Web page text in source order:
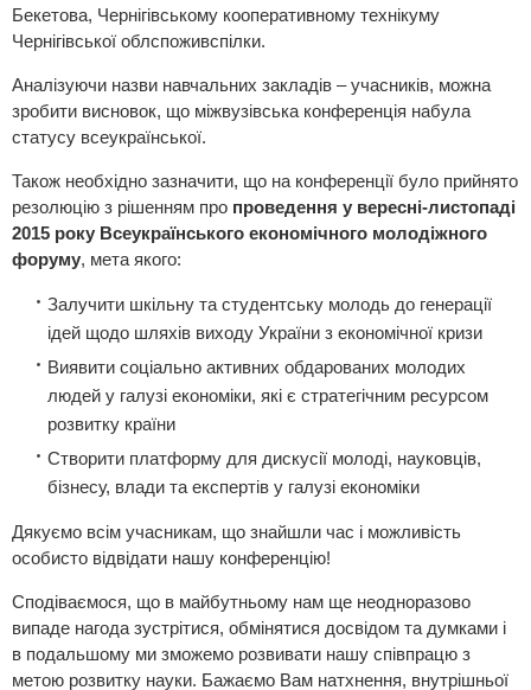
Бекетова, Чернігівському кооперативному технікуму
Чернігівської облспоживспілки.
Аналізуючи назви навчальних закладів – учасників, можна
зробити висновок, що міжвузівська конференція набула
статусу всеукраїнської.
Також необхідно зазначити, що на конференції було прийнято
резолюцію з рішенням про проведення у вересні-листопаді
2015 року Всеукраїнського економічного молодіжного
форуму, мета якого:
Залучити шкільну та студентську молодь до генерації
ідей щодо шляхів виходу України з економічної кризи
Виявити соціально активних обдарованих молодих
людей у галузі економіки, які є стратегічним ресурсом
розвитку країни
Створити платформу для дискусії молоді, науковців,
бізнесу, влади та експертів у галузі економіки
Дякуємо всім учасникам, що знайшли час і можливість
особисто відвідати нашу конференцію!
Сподіваємося, що в майбутньому нам ще неодноразово
випаде нагода зустрітися, обмінятися досвідом та думками і
в подальшому ми зможемо розвивати нашу співпрацю з
метою розвитку науки. Бажаємо Вам натхнення, внутрішньої